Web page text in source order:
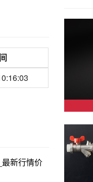
新行情价